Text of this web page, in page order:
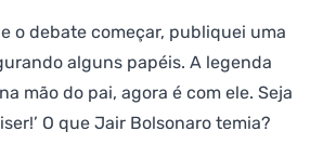
o debate começar, publiquei uma
alguns papéis. A legenda
mão do pai, agora é com ele. Seja
O que Jair Bolsonaro temia?